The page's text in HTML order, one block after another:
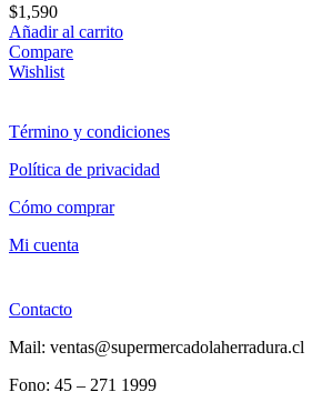
$1,590
Añadir al carrito
Compare
Wishlist
Término y condiciones
Política de privacidad
Cómo comprar
Mi cuenta
Contacto
Mail: ventas@supermercadolaherradura.cl
Fono: 45 – 271 1999